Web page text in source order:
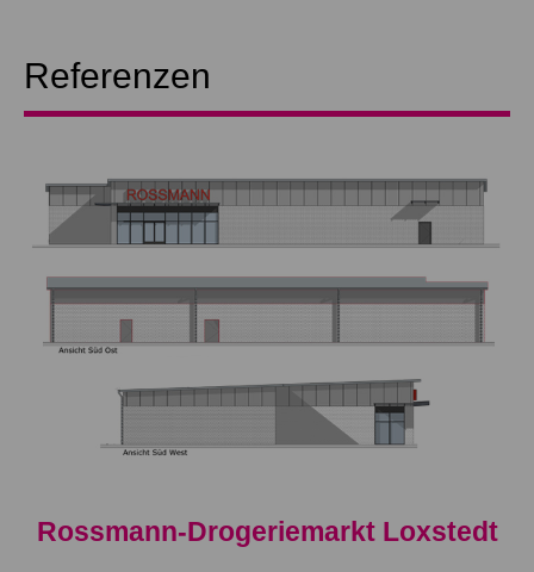
Referenzen
Rossmann-Drogeriemarkt Loxstedt